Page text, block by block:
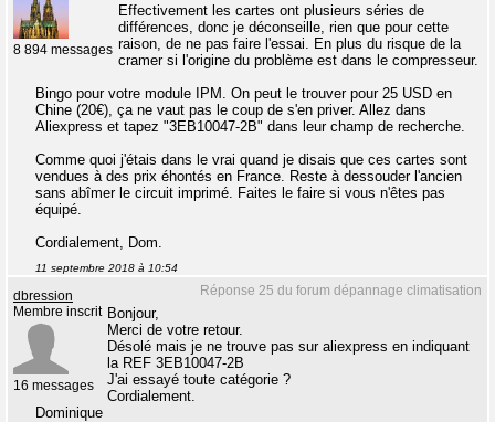
8 894 messages
Effectivement les cartes ont plusieurs séries de
différences, donc je déconseille, rien que pour cette
raison, de ne pas faire l'essai. En plus du risque de la
cramer si l'origine du problème est dans le compresseur.
Bingo pour votre module IPM. On peut le trouver pour 25 USD en
Chine (20€), ça ne vaut pas le coup de s'en priver. Allez dans
Aliexpress et tapez "3EB10047-2B" dans leur champ de recherche.
Comme quoi j'étais dans le vrai quand je disais que ces cartes sont
vendues à des prix éhontés en France. Reste à dessouder l'ancien
sans abîmer le circuit imprimé. Faites le faire si vous n'êtes pas
équipé.
Cordialement, Dom.
11 septembre 2018 à 10:54
Réponse 25 du forum dépannage climatisation
dbression
Membre inscrit
16 messages
Bonjour,
Merci de votre retour.
Désolé mais je ne trouve pas sur aliexpress en indiquant
la REF 3EB10047-2B
J'ai essayé toute catégorie ?
Cordialement.
Dominique